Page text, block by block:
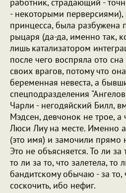
- некоторыми перверсиями),
принцесса, была разбужена
рыцаря (да-да, именно так,
лишь катализатором
после чего воспряла ото
своих врагов, потому что
беременная невеста, а
спецподразделения
Чарли - негодяйский Билл,
Мэдсен, девчонок не трое, а
Люси Лиу на месте. Именно
(это имя) и замочили прямо
Это не объясняется. То ли за
то ли за то, что залетела, то
бандитскому обычаю - за то,
соскочить, ибо нефиг.